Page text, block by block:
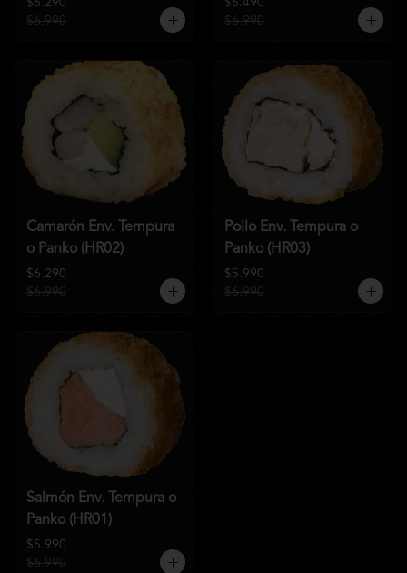
$6.290
$6.990
$6.490
$6.990
Camarón Env. Tempura
o Panko (HR02)
$6.290
$6.990
Pollo Env. Tempura o
Panko (HR03)
$5.990
$6.990
Salmón Env. Tempura o
Panko (HR01)
$5.990
$6.990